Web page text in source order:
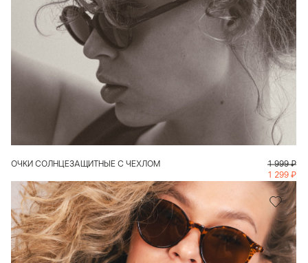
ОЧКИ СОЛНЦЕЗАЩИТНЫЕ С ЧЕХЛОМ 1 999 ₽
1 299 ₽